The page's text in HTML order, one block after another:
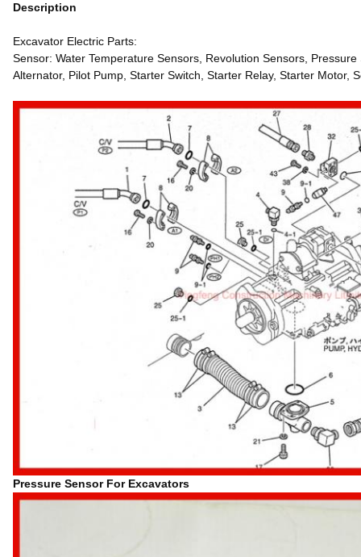
Description
Excavator Electric Parts:
Sensor: Water Temperature Sensors, Revolution Sensors,
Alternator, Pilot Pump, Starter Switch, Starter Relay, Starter Motor,
Pressure Sensor For Excavators